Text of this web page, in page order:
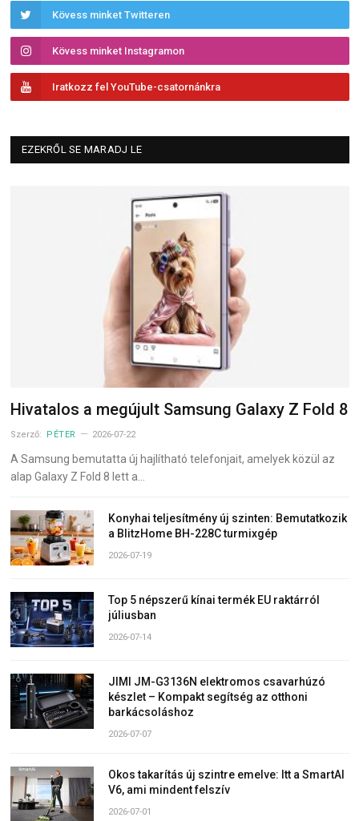
Kövess minket Twitteren
Kövess minket Instagramon
Iratkozz fel YouTube-csatornánkra
EZEKRŐL SE MARADJ LE
Hivatalos a megújult Samsung Galaxy Z Fold 8
Szerző: PÉTER 2026-07-22
A Samsung bemutatta új hajlítható telefonjait, amelyek közül az
alap Galaxy Z Fold 8 lett a…
Konyhai teljesítmény új szinten: Bemutatkozik
a BlitzHome BH-228C turmixgép
2026-07-19
Top 5 népszerű kínai termék EU raktárról
júliusban
2026-07-14
JIMI JM-G3136N elektromos csavarhúzó
készlet – Kompakt segítség az otthoni
barkácsoláshoz
2026-07-07
Okos takarítás új szintre emelve: Itt a SmartAI
V6, ami mindent felszív
2026-07-01